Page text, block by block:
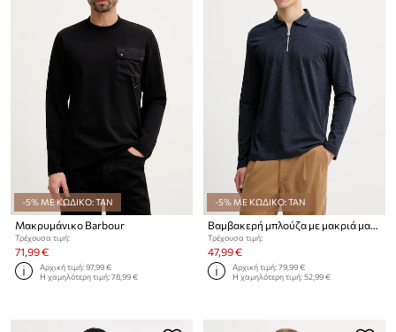
-5% ΜΕ ΚΩΔΙΚΟ: TAN
Μακρυμάνικο Barbour
Τρέχουσα τιμή:
71,99 €
Αρχική τιμή:97,99 €
Η χαμηλότερη τιμή:78,99 €
-5% ΜΕ ΚΩΔΙΚΟ: TAN
Τρέχουσα τιμή:
47,99 €
Αρχική τιμή:79,99 €
Η χαμηλότερη τιμή:52,99 €